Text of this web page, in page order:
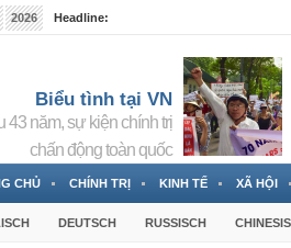
2026
Headline:
Biểu tình tại VN
43 năm, sự kiện chính trị
chấn động toàn quốc
CHỦ CHÍNH TRỊ KINH TẾ XÃ HỘI
DEUTSCH RUSSISCH